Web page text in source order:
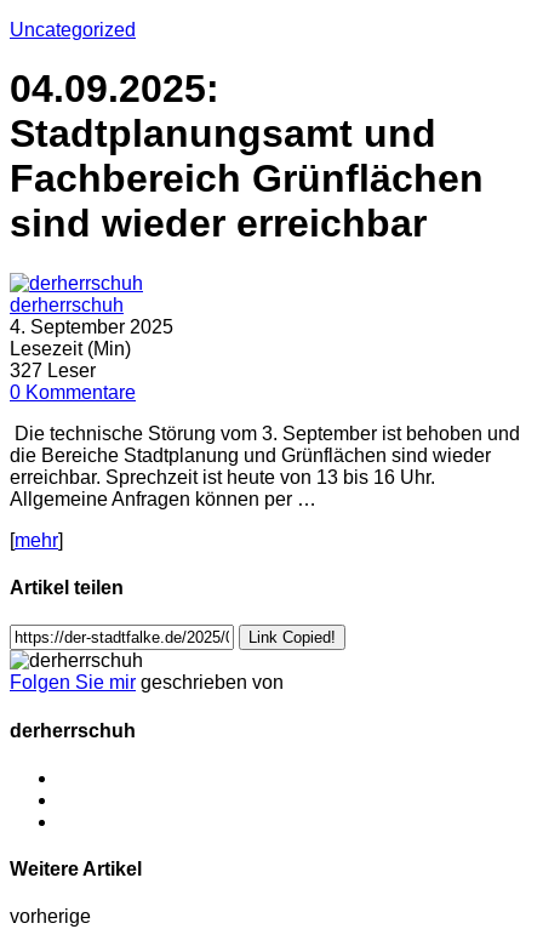
Uncategorized
04.09.2025:
Stadtplanungsamt und
Fachbereich Grünflächen
sind wieder erreichbar
derherrschuh
4. September 2025
Lesezeit (Min)
327 Leser
0 Kommentare
Die technische Störung vom 3. September ist behoben und
die Bereiche Stadtplanung und Grünflächen sind wieder
erreichbar. Sprechzeit ist heute von 13 bis 16 Uhr.
Allgemeine Anfragen können per …
[mehr]
Artikel teilen
Link Copied!
Folgen Sie mir geschrieben von
derherrschuh
Weitere Artikel
vorherige